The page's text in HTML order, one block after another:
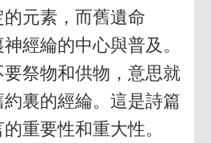
的元素，而舊遺命
神經綸的中心與普及。
祭物和供物，意思就
裏的經綸。這是詩篇
重要性和重大性。